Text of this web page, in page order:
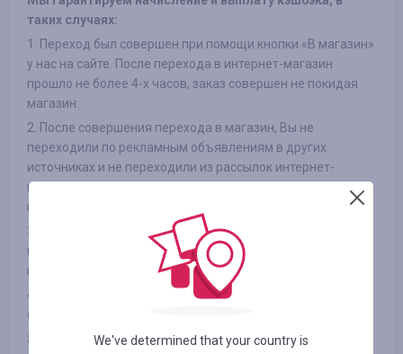
таких случаях:
1. Переход был совершен при помощи кнопки «В магазин»
у нас на сайте. После перехода в интернет-магазин
прошло не более 4-х часов, заказ совершен не покидая
магазин.
2. После совершения перехода в магазин, Вы не
переходили по рекламным объявлениям в других
источниках и не переходили из рассылок интернет-
магазинов на сайт, так же не использовали сторонние
промокоды
3. Выбранный Вами товар участвует в кэшбэке (в
некоторых интернет-магазинах есть разделение на
категории, смотрите вкладку «ИНФОРМАЦИЯ/УСЛОВИЯ» )
4. После оплаты товара Вами в интернет-магазине, Вы не
отказались от товара по каким либо причинам
5. Вы не используете или отключили специальные
We've determined that your country is